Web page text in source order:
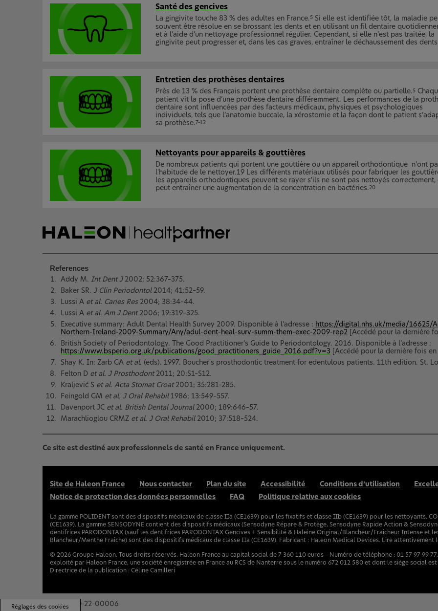
Santé des gencives
La gingivite touche 83 % des adultes en France.5Si elle est identifiée tôt, la maladie
souvent être résolue en se brossant les dents et en utilisant un fil dentaire
et à l’aide d’un nettoyage professionnel régulier. Cependant, si elle n’est pas traitée, la
gingivite peut progresser et, dans les cas graves, entraîner le déchaussement des
Entretien des prothèses dentaires
Près de 13 % des Français portent une prothèse dentaire complète ou partielle.5
patient vit la pose d’une prothèse dentaire différemment. Les performances de la
dentaire sont influencées par des facteurs médicaux, physiques et psychologiques
individuels, tels que l’anatomie buccale, la xérostomie et la façon dont le patient
sa prothèse. 7–12
Nettoyants pour appareils & gouttières
De nombreux patients qui portent une gouttière ou un appareil orthodontique n'ont
l'habitude de le nettoyer.19 Les différents matériaux utilisés pour fabriquer les
les appareils orthodontiques peuvent se rayer s'ils ne sont pas nettoyés correctement,
peut entraîner une augmentation de la concentration en bactéries. 20
References
Addy M. Int Dent J2002; 52:367–375.
Baker SR. J Clin Periodontol2014; 41:52–59.
Lussi A et al. Caries Res2004; 38:34–44.
Lussi A et al. Am J Dent2006; 19:319–325.
Executive summary: Adult Dental Health Survey 2009. Disponible à l’adresse : https://digital.nhs.uk/media/16625/
Northern-Ireland-2009-Summary/Any/adul-dent-heal-surv-summ-them-exec-2009-rep2 [Accédé pour la dernière
British Society of Periodontology. The Good Practitioner’s Guide to Periodontology. 2016. Disponible à l’adresse :
https://www.bsperio.org.uk/publications/good_practitioners_guide_2016.pdf?v=3 [Accédé pour la dernière fois
Shay K. In: Zarb GA et al. (eds). 1997. Boucher's prosthodontic treatment for edentulous patients. 11th edition. St.
Felton D et al. J Prosthodont2011; 20:S1–S12.
Kraljević S et al. Acta Stomat Croat2001; 35:281–285.
Feingold GM et al. J Oral Rehabil1986; 13:549–557.
Davenport JC et al. British Dental Journal2000; 189:646–57.
Marachlioglou CRMZ et al. J Oral Rehabil2010; 37:518–524.
Ce site est destiné aux professionnels de santé en France uniquement.
Site de Haleon France Nous contacter Plan du site Accessibilité Conditions d’utilisation
Notice de protection des données personnelles
FAQ Politique relative aux cookies
La gamme POLIDENT sont des dispositifs médicaux de classe IIa (CE1639) pour les fixatifs et classe IIb (CE1639) pour les nettoyants.
(CE1639). La gamme SENSODYNE contient des dispositifs médicaux (Sensodyne Répare & Protège, Sensodyne Rapide Action &
dentifrices PARODONTAX (sauf les dentifrices PARODONTAX Gencives + Sensibilité & Haleine Original/Blancheur/Fraîcheur Intense et
Blancheur/Menthe Fraîche) sont des dispositifs médicaux de classe IIa (CE1639). Fabricant : Haleon Medical Devices. Lire attentivement
© 2026 Groupe Haleon. Tous droits réservés. Haleon France au capital social de 7 360 110 euros – Numéro de téléphone : 01 57 97 99
exploité par Haleon France, une société enregistrée en France au RCS de Nanterre sous le numéro 672 012 580 et dont le siège social
Directrice de la publication : Céline Camilleri
PM-FR-PAD-22-00006
Réglages des cookies